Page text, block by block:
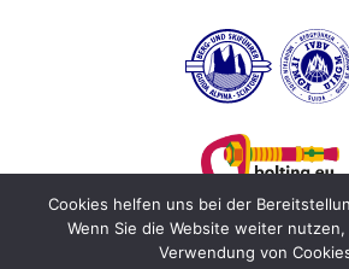
© Christoph Hainz –Impressum–
Cookies helfen uns bei der
Wenn Sie die Website weiter
Verwendung von